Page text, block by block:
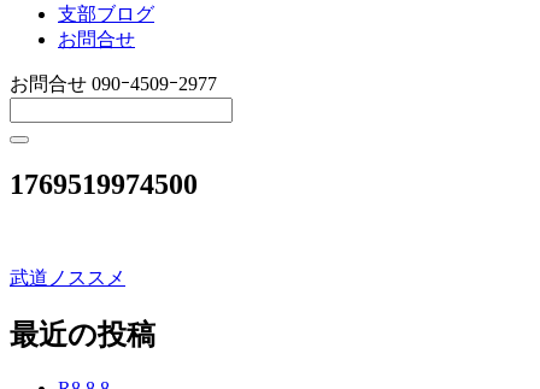
支部ブログ
お問合せ
お問合せ 090ｰ4509ｰ2977
1769519974500
投
稿
武道ノススメ
最近の投稿